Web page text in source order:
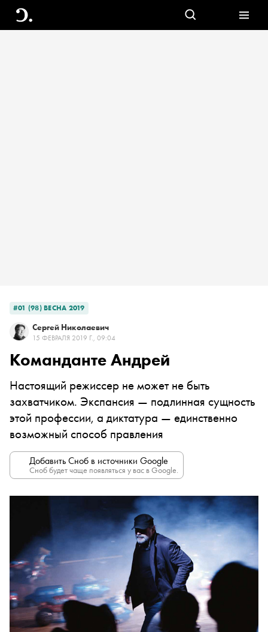
#01 (98) ВЕСНА 2019
Сергей Николаевич
15 ФЕВРАЛЯ 2019 Г., 09:04
Команданте Андрей
Настоящий режиссер не может не быть
захватчиком. Экспансия ­— подлинная сущность
этой профессии, а диктатура ­— единственно
возможный способ правления
Добавить Сноб в источники Google
Сноб будет чаще появляться у вас в Google.